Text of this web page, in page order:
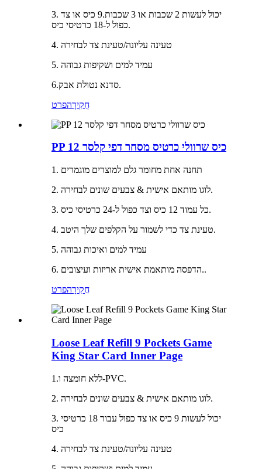
3. יכול לעשות 2 שכבות או 3 שכבות.9 כיס או צד
כפול ל-18 כרטיסי כיס.
4. טעינה עליונה/טעינת צד לבחירה
5. עמיד למים ושקיפות גבוהה
6.סדנא נטולת אבק.
חֲקִירָהפרט
PP 12 כיס שרוולי כרטיס מסחר דפי קלסר
1. תחנה אחת מחומר גלם למוצרים מוגמרים
2. לוגו מותאם אישית & צבעים שונים לבחירה.
3. כל עמוד 12 כיס וצד כפול ל-24 כרטיסי כיס.
4. טעינת צד כדי לשמור על הקלפים שלך היטב.
5. עמיד למים ואיכות גבוהה
6. הדפסה מותאמת אישית אריזות ועיצובים..
חֲקִירָהפרט
Loose Leaf Refill 9 Pockets Game
King Star Card Inner Page
1.ללא חומצה ו-PVC.
2. לוגו מותאם אישית & צבעים שונים לבחירה.
3. יכול לעשות 9 כיס או צד כפול עבור 18 כרטיסי
כיס
4. טעינה עליונה/טעינת צד לבחירה